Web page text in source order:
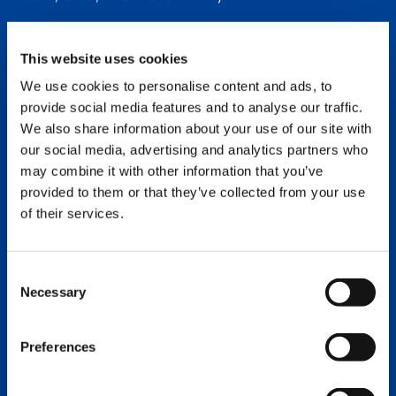
This website uses cookies
We use cookies to personalise content and ads, to
provide social media features and to analyse our traffic.
We also share information about your use of our site with
our social media, advertising and analytics partners who
may combine it with other information that you’ve
provided to them or that they’ve collected from your use
of their services.
Selection
Necessary
Preferences
David Fauchard
Responsable SAV
+33 3 58 34 81 01
david.fauchard@tadano.com
Jürgen Christmann
+49 6332 83 2572
juergen.christmann@tadano.com